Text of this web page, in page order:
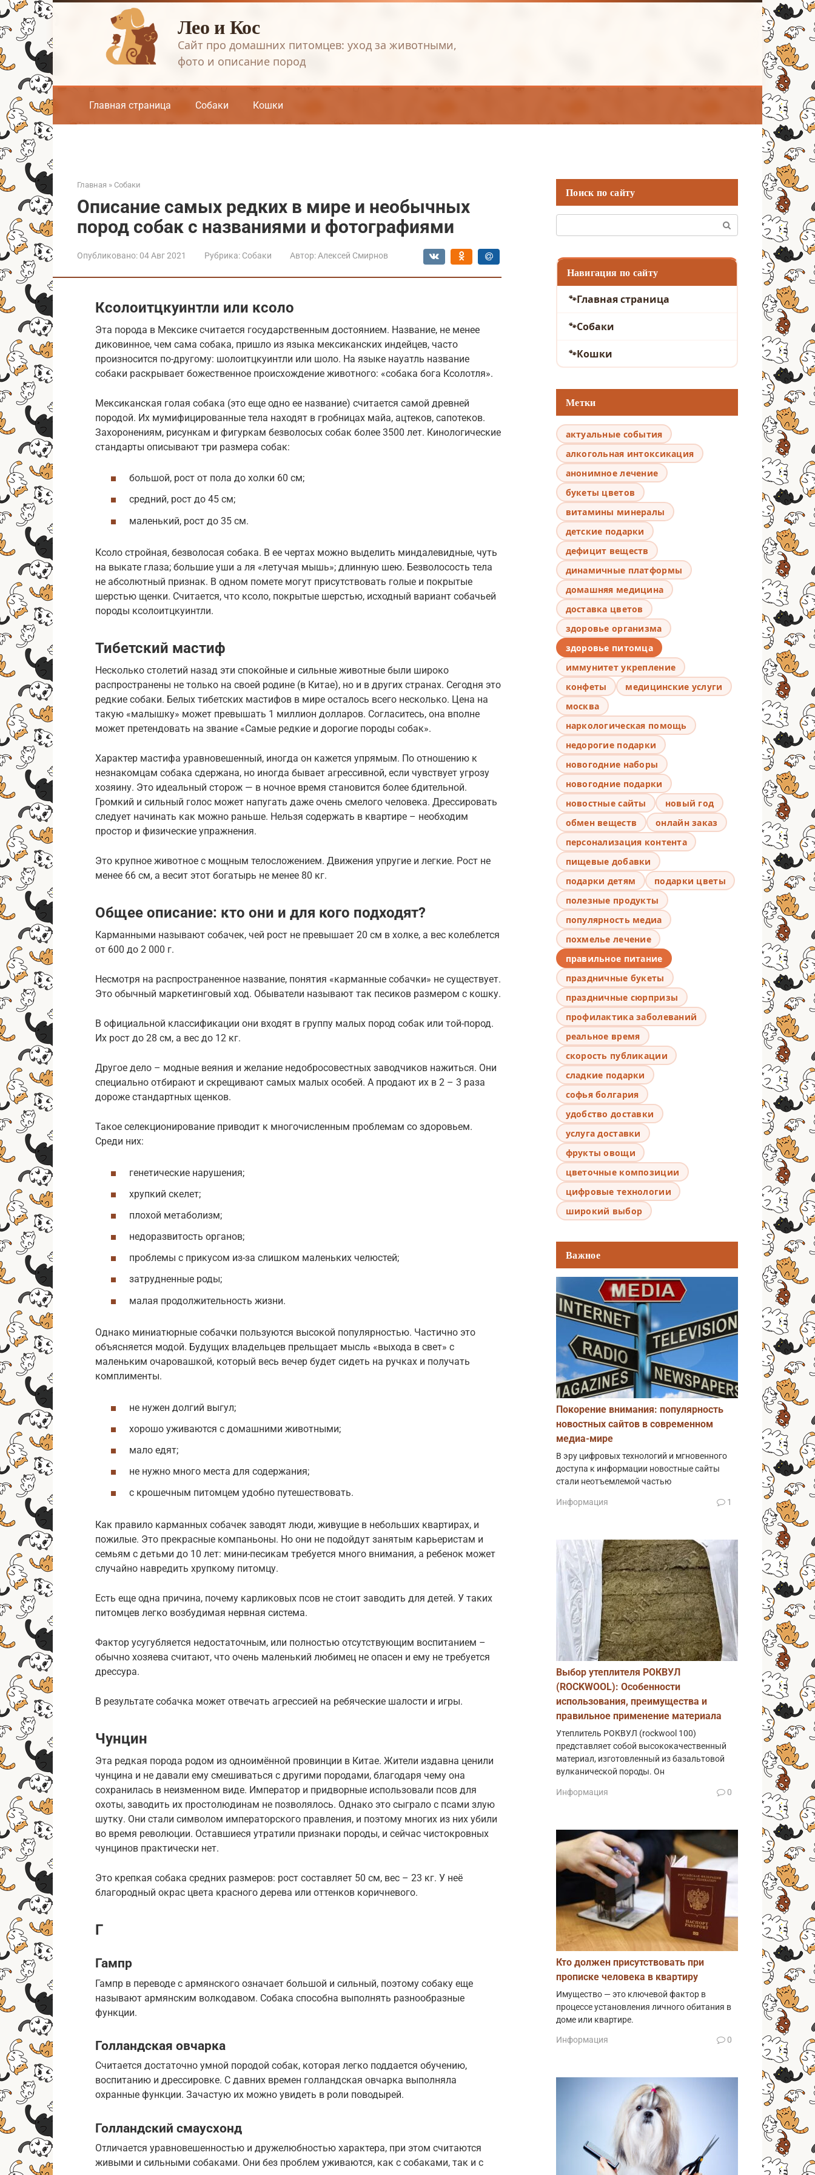
Перейти
к
контенту
Лео и Кос
Сайт про домашних питомцев: уход за животными,
фото и описание пород
Главная страница Собаки Кошки
Главная » Собаки
Описание самых редких в мире и необычных
пород собак с названиями и фотографиями
Опубликовано: 04 Авг 2021 Рубрика: Собаки Автор: Алексей Смирнов
Ксолоитцкуинтли или ксоло
Эта порода в Мексике считается государственным достоянием. Название, не менее
диковинное, чем сама собака, пришло из языка мексиканских индейцев, часто
произносится по-другому: шолоитцкуинтли или шоло. На языке науатль название
собаки раскрывает божественное происхождение животного: «собака бога Ксолотля».
Мексиканская голая собака (это еще одно ее название) считается самой древней
породой. Их мумифицированные тела находят в гробницах майа, ацтеков, сапотеков.
Захоронениям, рисункам и фигуркам безволосых собак более 3500 лет. Кинологические
стандарты описывают три размера собак:
большой, рост от пола до холки 60 см;
средний, рост до 45 см;
маленький, рост до 35 см.
Ксоло стройная, безволосая собака. В ее чертах можно выделить миндалевидные, чуть
на выкате глаза; большие уши а ля «летучая мышь»; длинную шею. Безволосость тела
не абсолютный признак. В одном помете могут присутствовать голые и покрытые
шерстью щенки. Считается, что ксоло, покрытые шерстью, исходный вариант собачьей
породы ксолоитцкуинтли.
Тибетский мастиф
Несколько столетий назад эти спокойные и сильные животные были широко
распространены не только на своей родине (в Китае), но и в других странах. Сегодня это
редкие собаки. Белых тибетских мастифов в мире осталось всего несколько. Цена на
такую «малышку» может превышать 1 миллион долларов. Согласитесь, она вполне
может претендовать на звание «Самые редкие и дорогие породы собак».
Характер мастифа уравновешенный, иногда он кажется упрямым. По отношению к
незнакомцам собака сдержана, но иногда бывает агрессивной, если чувствует угрозу
хозяину. Это идеальный сторож — в ночное время становится более бдительной.
Громкий и сильный голос может напугать даже очень смелого человека. Дрессировать
следует начинать как можно раньше. Нельзя содержать в квартире – необходим
простор и физические упражнения.
Это крупное животное с мощным телосложением. Движения упругие и легкие. Рост не
менее 66 см, а весит этот богатырь не менее 80 кг.
Общее описание: кто они и для кого подходят?
Карманными называют собачек, чей рост не превышает 20 см в холке, а вес колеблется
от 600 до 2 000 г.
Несмотря на распространенное название, понятия «карманные собачки» не существует.
Это обычный маркетинговый ход. Обыватели называют так песиков размером с кошку.
В официальной классификации они входят в группу малых пород собак или той-пород.
Их рост до 28 см, а вес до 12 кг.
Другое дело – модные веяния и желание недобросовестных заводчиков нажиться. Они
специально отбирают и скрещивают самых малых особей. А продают их в 2 – 3 раза
дороже стандартных щенков.
Такое селекционирование приводит к многочисленным проблемам со здоровьем.
Среди них:
генетические нарушения;
хрупкий скелет;
плохой метаболизм;
недоразвитость органов;
проблемы с прикусом из-за слишком маленьких челюстей;
затрудненные роды;
малая продолжительность жизни.
Однако миниатюрные собачки пользуются высокой популярностью. Частично это
объясняется модой. Будущих владельцев прельщает мысль «выхода в свет» с
маленьким очаровашкой, который весь вечер будет сидеть на ручках и получать
комплименты.
не нужен долгий выгул;
хорошо уживаются с домашними животными;
мало едят;
не нужно много места для содержания;
с крошечным питомцем удобно путешествовать.
Как правило карманных собачек заводят люди, живущие в небольших квартирах, и
пожилые. Это прекрасные компаньоны. Но они не подойдут занятым карьеристам и
семьям с детьми до 10 лет: мини-песикам требуется много внимания, а ребенок может
случайно навредить хрупкому питомцу.
Есть еще одна причина, почему карликовых псов не стоит заводить для детей. У таких
питомцев легко возбудимая нервная система.
Фактор усугубляется недостаточным, или полностью отсутствующим воспитанием –
обычно хозяева считают, что очень маленький любимец не опасен и ему не требуется
дрессура.
В результате собачка может отвечать агрессией на ребяческие шалости и игры.
Чунцин
Эта редкая порода родом из одноимённой провинции в Китае. Жители издавна ценили
чунцина и не давали ему смешиваться с другими породами, благодаря чему она
сохранилась в неизменном виде. Император и придворные использовали псов для
охоты, заводить их простолюдинам не позволялось. Однако это сыграло с псами злую
шутку. Они стали символом императорского правления, и поэтому многих из них убили
во время революции. Оставшиеся утратили признаки породы, и сейчас чистокровных
чунцинов практически нет.
Это крепкая собака средних размеров: рост составляет 50 см, вес – 23 кг. У неё
благородный окрас цвета красного дерева или оттенков коричневого.
Г
Гампр
Гампр в переводе с армянского означает большой и сильный, поэтому собаку еще
называют армянским волкодавом. Собака способна выполнять разнообразные
функции.
Голландская овчарка
Считается достаточно умной породой собак, которая легко поддается обучению,
воспитанию и дрессировке. С давних времен голландская овчарка выполняла
охранные функции. Зачастую их можно увидеть в роли поводырей.
Голландский смаусхонд
Отличается уравновешенностью и дружелюбностью характера, при этом считаются
живыми и сильными собаками. Они без проблем уживаются, как с собаками, так и с
Поиск по сайту
Навигация по сайту
Главная страница
Собаки
Кошки
Метки
актуальные события
алкогольная интоксикация
анонимное лечение
букеты цветов
витамины минералы
детские подарки
дефицит веществ
динамичные платформы
домашняя медицина
доставка цветов
здоровье организма
здоровье питомца
иммунитет укрепление
конфеты
медицинские услуги
москва
наркологическая помощь
недорогие подарки
новогодние наборы
новогодние подарки
новостные сайты
новый год
обмен веществ
онлайн заказ
персонализация контента
пищевые добавки
подарки детям
подарки цветы
полезные продукты
популярность медиа
похмелье лечение
правильное питание
праздничные букеты
праздничные сюрпризы
профилактика заболеваний
реальное время
скорость публикации
сладкие подарки
софья болгария
удобство доставки
услуга доставки
фрукты овощи
цветочные композиции
цифровые технологии
широкий выбор
Важное
Покорение внимания: популярность
новостных сайтов в современном
медиа-мире
В эру цифровых технологий и мгновенного
доступа к информации новостные сайты
стали неотъемлемой частью
Информация 1
Выбор утеплителя РОКВУЛ
(ROCKWOOL): Особенности
использования, преимущества и
правильное применение материала
Утеплитель РОКВУЛ (rockwool 100)
представляет собой высококачественный
материал, изготовленный из базальтовой
вулканической породы. Он
Информация 0
Кто должен присутствовать при
прописке человека в квартиру
Имущество — это ключевой фактор в
процессе установления личного обитания в
доме или квартире.
Информация 0